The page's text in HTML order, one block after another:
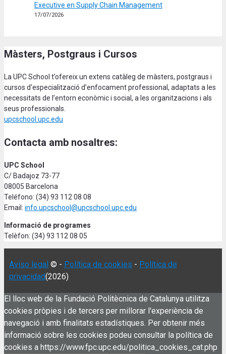
Executive en Supply Chain Management
17/07/2026
Màsters, Postgraus i Cursos
La UPC School t’ofereix un extens catàleg de màsters, postgraus i
cursos d'especialització d’enfocament professional, adaptats a les
necessitats de l’entorn econòmic i social, a les organitzacions i als
seus professionals.
upcschool.upc.edu
Contacta amb nosaltres:
UPC School
C/ Badajoz 73-77
08005 Barcelona
Teléfono: (34) 93 112 08 08
Email: info.upcschool@upcschool.upc.edu
Informació de programes
Telèfon: (34) 93 112 08 05
Aviso legal © - Política de cookies - Política de
privacidad(2026)
El lloc web de la Fundació Politècnica de Catalunya utilitza
cookies pròpies i de tercers per millorar l'experiència de
navegació i amb finalitats estadístiques. Per obtenir més
informació sobre les cookies podeu consultar la política de
cookies a https://www.fpc.upc.edu/politica_cookies_cat.php